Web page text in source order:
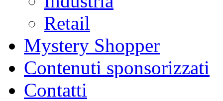
Retail
Mystery Shopper
Contenuti sponsorizzati
Contatti